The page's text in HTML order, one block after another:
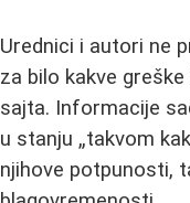
Urednici i autori ne
za bilo kakve
sajta. Informacije
u stanju „takvom
njihove potpunosti,